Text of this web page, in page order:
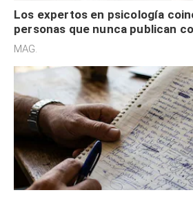
Los expertos en psicología
personas que nunca publican
redes sociales no pretenden
MAG.